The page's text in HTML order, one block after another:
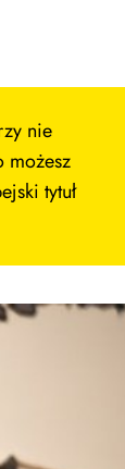
nie
możesz
tytuł